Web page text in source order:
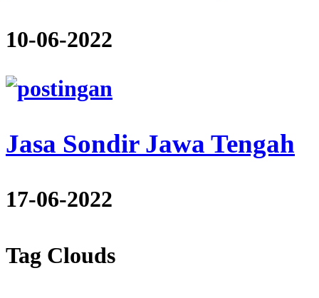
10-06-2022
Jasa Sondir Jawa Tengah
17-06-2022
Tag Clouds